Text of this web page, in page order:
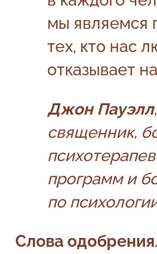
мы являемся
тех, кто нас
отказывает
Джон Пауэлл
священник,
программ и
по
Слова